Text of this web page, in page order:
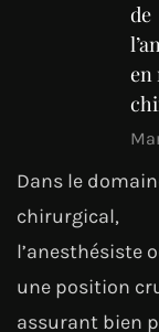
de
en
Dans le
chirurgical,
l’anesthésiste
une position
assurant bien